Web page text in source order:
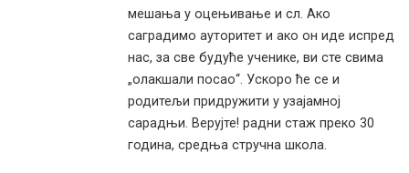
мешања у оцењивање и сл. Ако
саградимо ауторитет и ако он иде испред
нас, за све будуће ученике, ви сте свима
„олакшали посао“. Ускоро ће се и
родитељи придружити у узајамној
сарадњи. Верујте! радни стаж преко 30
година, средња стручна школа.